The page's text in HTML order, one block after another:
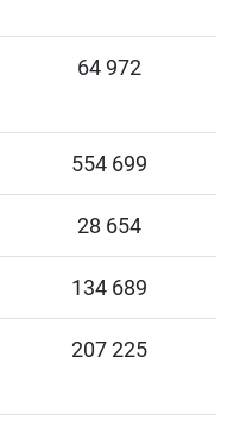
64 972
554 699
28 654
134 689
207 225